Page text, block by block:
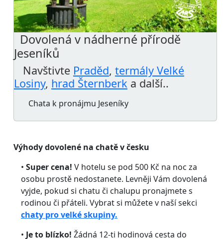
Dovolená v nádherné přírodě
Jeseníků
Navštivte Praděd, termály Velké
Losiny, hrad Šternberk a další..
Chata k pronájmu Jeseníky
Výhody dovolené na chatě v česku
• Super cena! V hotelu se pod 500 Kč na noc za
osobu prostě nedostanete. Levněji Vám dovolená
vyjde, pokud si chatu či chalupu pronajmete s
rodinou či přáteli. Vybrat si můžete v naší sekci
chaty pro velké skupiny.
• Je to blízko! Žádná 12-ti hodinová cesta do